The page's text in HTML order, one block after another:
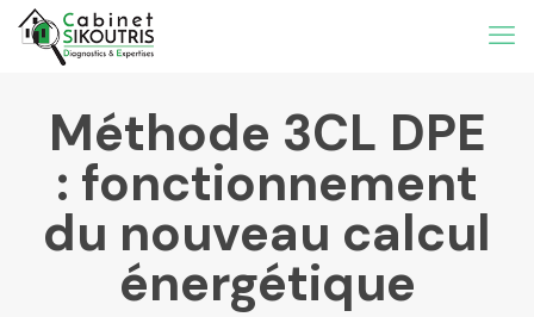
Méthode 3CL DPE
: fonctionnement
du nouveau calcul
énergétique